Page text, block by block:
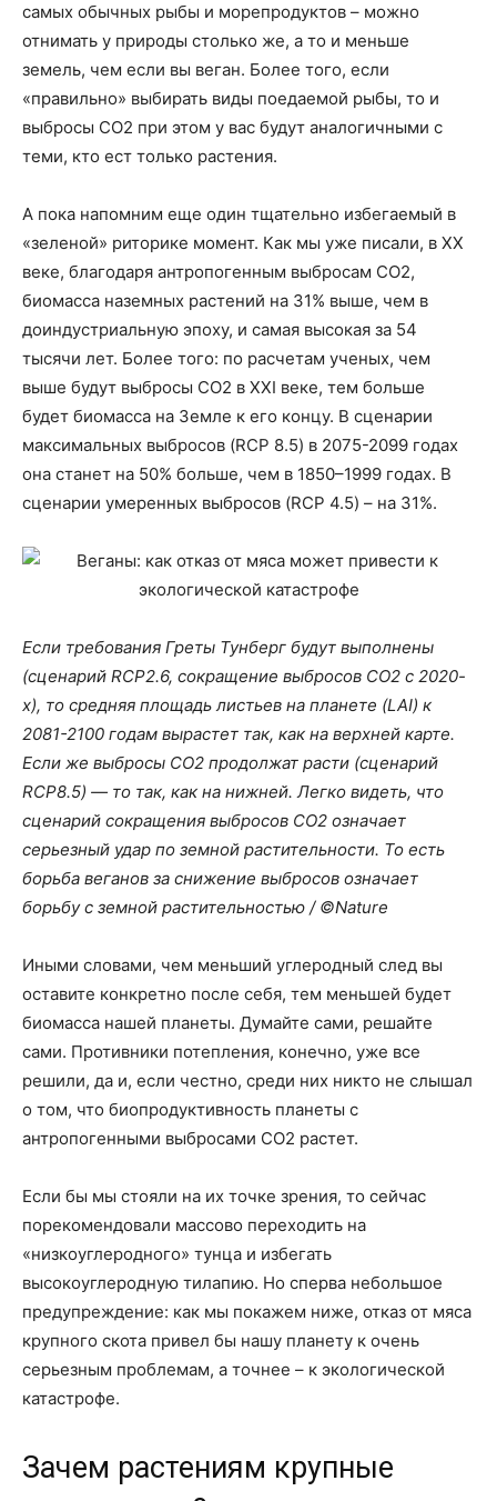
самых обычных рыбы и морепродуктов – можно
отнимать у природы столько же, а то и меньше
земель, чем если вы веган. Более того, если
«правильно» выбирать виды поедаемой рыбы, то и
выбросы СО2 при этом у вас будут аналогичными с
теми, кто ест только растения.
А пока напомним еще один тщательно избегаемый в
«зеленой» риторике момент. Как мы уже писали, в XX
веке, благодаря антропогенным выбросам СО2,
биомасса наземных растений на 31% выше, чем в
доиндустриальную эпоху, и самая высокая за 54
тысячи лет. Более того: по расчетам ученых, чем
выше будут выбросы СО2 в XXI веке, тем больше
будет биомасса на Земле к его концу. В сценарии
максимальных выбросов (RCP 8.5) в 2075-2099 годах
она станет на 50% больше, чем в 1850–1999 годах. В
сценарии умеренных выбросов (RCP 4.5) – на 31%.
Если требования Греты Тунберг будут выполнены
(сценарий RCP2.6, сокращение выбросов СО2 с 2020-
х), то средняя площадь листьев на планете (LAI) к
2081-2100 годам вырастет так, как на верхней карте.
Если же выбросы СО2 продолжат расти (сценарий
RCP8.5) — то так, как на нижней. Легко видеть, что
сценарий сокращения выбросов СО2 означает
серьезный удар по земной растительности. То есть
борьба веганов за снижение выбросов означает
борьбу с земной растительностью / ©Nature
Иными словами, чем меньший углеродный след вы
оставите конкретно после себя, тем меньшей будет
биомасса нашей планеты. Думайте сами, решайте
сами. Противники потепления, конечно, уже все
решили, да и, если честно, среди них никто не слышал
о том, что биопродуктивность планеты с
антропогенными выбросами СО2 растет.
Если бы мы стояли на их точке зрения, то сейчас
порекомендовали массово переходить на
«низкоуглеродного» тунца и избегать
высокоуглеродную тилапию. Но сперва небольшое
предупреждение: как мы покажем ниже, отказ от мяса
крупного скота привел бы нашу планету к очень
серьезным проблемам, а точнее – к экологической
катастрофе.
Зачем растениям крупные